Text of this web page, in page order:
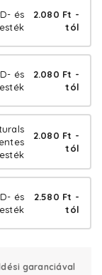
és
2.080 Ft -
tól
és
2.080 Ft -
tól
2.080 Ft -
tól
és
2.580 Ft -
tól
garanciával